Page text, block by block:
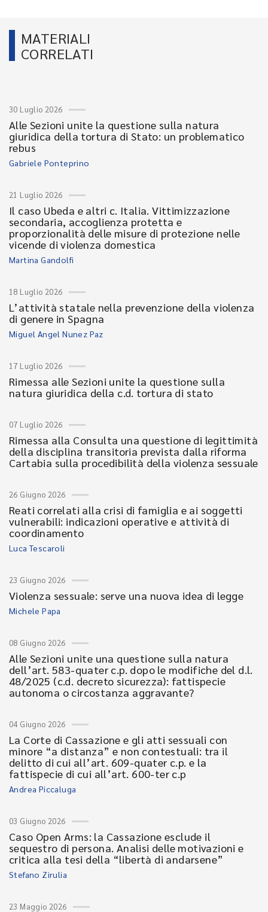
MATERIALI
CORRELATI
30 Luglio 2026
Alle Sezioni unite la questione sulla natura
giuridica della tortura di Stato: un problematico
rebus
Gabriele Ponteprino
21 Luglio 2026
Il caso Ubeda e altri c. Italia. Vittimizzazione
secondaria, accoglienza protetta e
proporzionalità delle misure di protezione nelle
vicende di violenza domestica
Martina Gandolfi
18 Luglio 2026
L’attività statale nella prevenzione della violenza
di genere in Spagna
Miguel Angel Nunez Paz
17 Luglio 2026
Rimessa alle Sezioni unite la questione sulla
natura giuridica della c.d. tortura di stato
07 Luglio 2026
Rimessa alla Consulta una questione di legittimità
della disciplina transitoria prevista dalla riforma
Cartabia sulla procedibilità della violenza sessuale
26 Giugno 2026
Reati correlati alla crisi di famiglia e ai soggetti
vulnerabili: indicazioni operative e attività di
coordinamento
Luca Tescaroli
23 Giugno 2026
Violenza sessuale: serve una nuova idea di legge
Michele Papa
08 Giugno 2026
Alle Sezioni unite una questione sulla natura
dell’art. 583-quater c.p. dopo le modifiche del d.l.
48/2025 (c.d. decreto sicurezza): fattispecie
autonoma o circostanza aggravante?
04 Giugno 2026
La Corte di Cassazione e gli atti sessuali con
minore “a distanza” e non contestuali: tra il
delitto di cui all’art. 609-quater c.p. e la
fattispecie di cui all’art. 600-ter c.p
Andrea Piccaluga
03 Giugno 2026
Caso Open Arms: la Cassazione esclude il
sequestro di persona. Analisi delle motivazioni e
critica alla tesi della “libertà di andarsene”
Stefano Zirulia
23 Maggio 2026